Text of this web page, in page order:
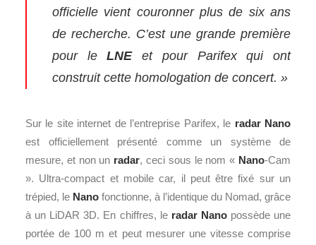
officielle vient couronner plus de six ans
de recherche. C’est une grande première
pour leLNEet pour Parifex qui ont
construit cette homologation de concert. »
Sur le site internet de l’entreprise Parifex, le radar Nano
est officiellement présenté comme un système de
mesure, et non un radar, ceci sous le nom « Nano-Cam
». Ultra-compact et mobile car, il peut être fixé sur un
trépied, le Nano fonctionne, à l’identique du Nomad, grâce
à un LiDAR 3D. En chiffres, le radar Nanopossède une
portée de 100 m et peut mesurer une vitesse comprise